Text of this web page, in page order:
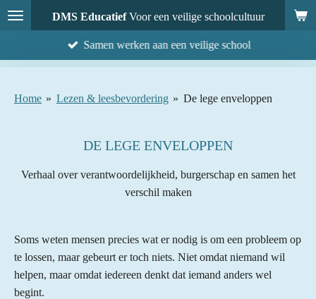
Ga
direct
DMS EducatiefVoor een veilige schoolcultuur
Samen werken aan een veilige school
Home » Lezen & leesbevordering » De lege enveloppen
DE LEGE ENVELOPPEN
Verhaal over verantwoordelijkheid, burgerschap en samen het
verschil maken
Soms weten mensen precies wat er nodig is om een probleem op
te lossen, maar gebeurt er toch niets. Niet omdat niemand wil
helpen, maar omdat iedereen denkt dat iemand anders wel
begint.